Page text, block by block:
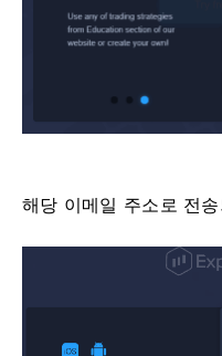
해당 이메일 주소로 전